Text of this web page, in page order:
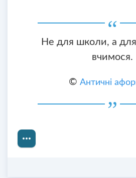
Не для школи, а
вчимося.
© Античні